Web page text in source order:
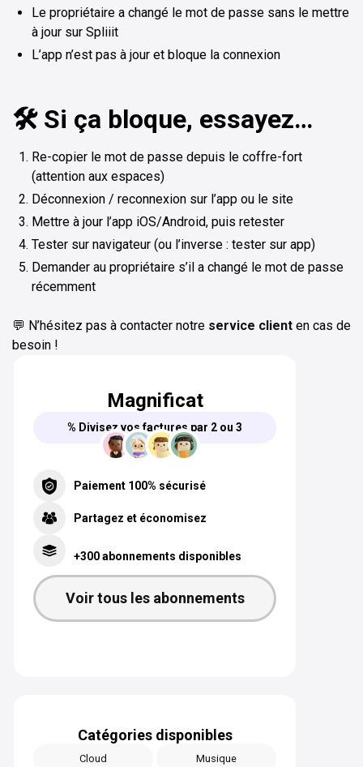
Le propriétaire a changé le mot de passe sans le mettre
à jour sur Spliiit
L’app n’est pas à jour et bloque la connexion
🛠️ Si ça bloque, essayez…
Re-copier le mot de passe depuis le coffre-fort
(attention aux espaces)
Déconnexion / reconnexion sur l’app ou le site
Mettre à jour l’app iOS/Android, puis retester
Tester sur navigateur (ou l’inverse : tester sur app)
Demander au propriétaire s’il a changé le mot de passe
récemment
💬 N’hésitez pas à contacter notre service client en cas de
besoin !
Magnificat
% Divisez vos factures par 2 ou 3
Paiement 100% sécurisé
Partagez et économisez
+300 abonnements disponibles
Voir tous les abonnements
Catégories disponibles
Cloud Musique